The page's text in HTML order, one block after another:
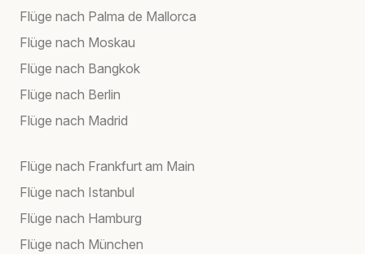
Flüge nach Palma de Mallorca
Flüge nach Moskau
Flüge nach Bangkok
Flüge nach Berlin
Flüge nach Madrid
Flüge nach Frankfurt am Main
Flüge nach Istanbul
Flüge nach Hamburg
Flüge nach München